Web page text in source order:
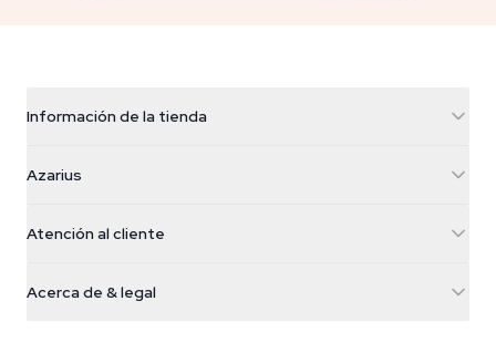
Información de la tienda
Galvaniweg 11
Nederland
+31(0)204897914
Azarius
Smokeshop
Atención al cliente
Política de devolución
Acerca de & legal